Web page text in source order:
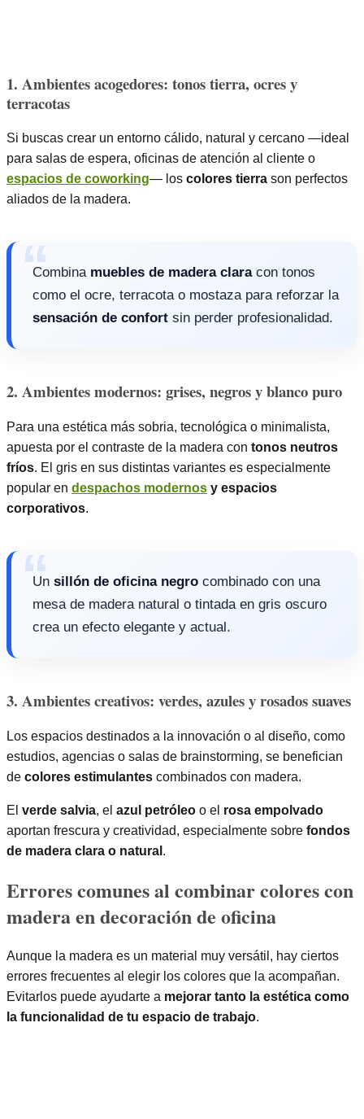
1. Ambientes acogedores: tonos tierra, ocres y
terracotas
Si buscas crear un entorno cálido, natural y cercano —ideal
para salas de espera, oficinas de atención al cliente o
espacios de coworking— los colores tierra son perfectos
aliados de la madera.
Combina muebles de madera claracon tonos
como el ocre, terracota o mostaza para reforzar la
sensación de confort sin perder profesionalidad.
2. Ambientes modernos: grises, negros y blanco puro
Para una estética más sobria, tecnológica o minimalista,
apuesta por el contraste de la madera con tonos neutros
fríos. El gris en sus distintas variantes es especialmente
popular en despachos modernos y espacios
corporativos.
Un sillón de oficina negro combinado con una
mesa de madera natural o tintada en gris oscuro
crea un efecto elegante y actual.
3. Ambientes creativos: verdes, azules y rosados suaves
Los espacios destinados a la innovación o al diseño, como
estudios, agencias o salas de brainstorming, se benefician
de colores estimulantes combinados con madera.
El verde salvia, el azul petróleo o el rosa empolvado
aportan frescura y creatividad, especialmente sobre fondos
de madera clara o natural .
Errores comunes al combinar colores con
madera en decoración de oficina
Aunque la madera es un material muy versátil, hay ciertos
errores frecuentes al elegir los colores que la acompañan.
Evitarlos puede ayudarte a mejorar tanto la estética como
la funcionalidad de tu espacio de trabajo.